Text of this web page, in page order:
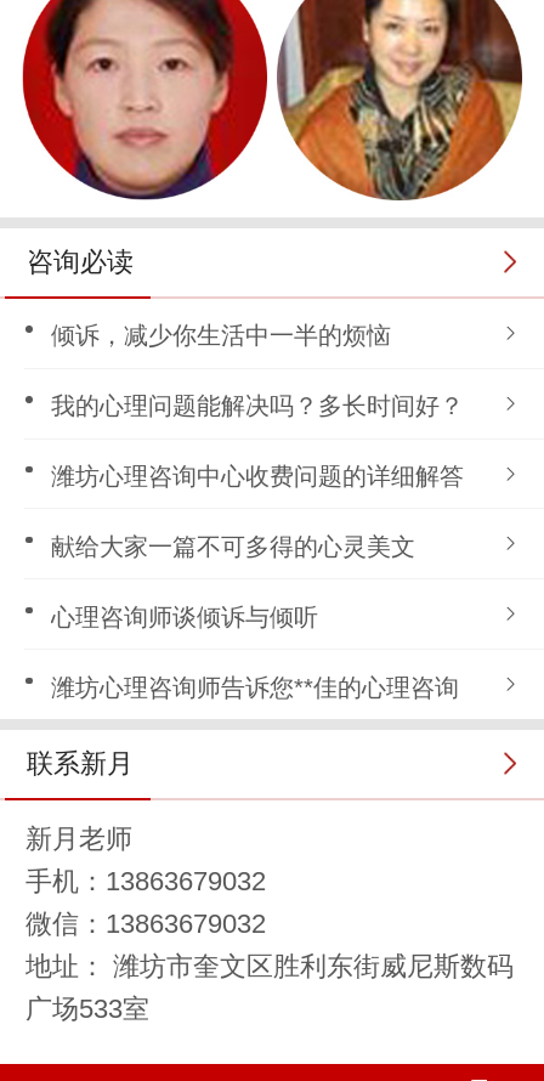
咨询必读
倾诉，减少你生活中一半的烦恼
我的心理问题能解决吗？多长时间好？
潍坊心理咨询中心收费问题的详细解答
献给大家一篇不可多得的心灵美文
心理咨询师谈倾诉与倾听
潍坊心理咨询师告诉您**佳的心理咨询
联系新月
新月老师
手机：13863679032
微信：13863679032
地址： 潍坊市奎文区胜利东街威尼斯数码
广场533室